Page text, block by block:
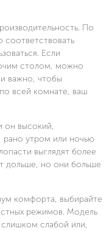
По
Если
столом, можно
важно, чтобы
всей комнате, ваш
он высокий,
рано утром или ночью
выглядят более
дольше, но они больше
комфорта, выбирайте
режимов. Модель
слабой или,